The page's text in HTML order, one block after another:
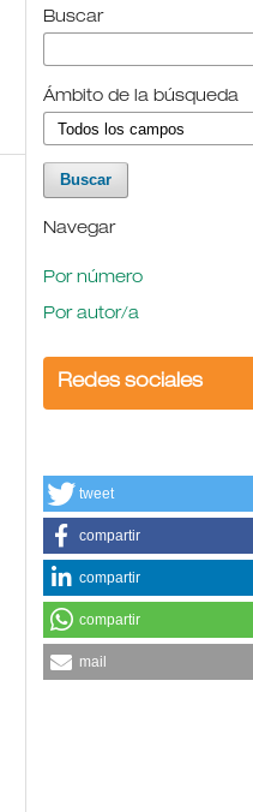
Buscar
Ámbito de la búsqueda
Navegar
Por número
Por autor/a
Redes sociales
tweet
compartir
compartir
compartir
mail